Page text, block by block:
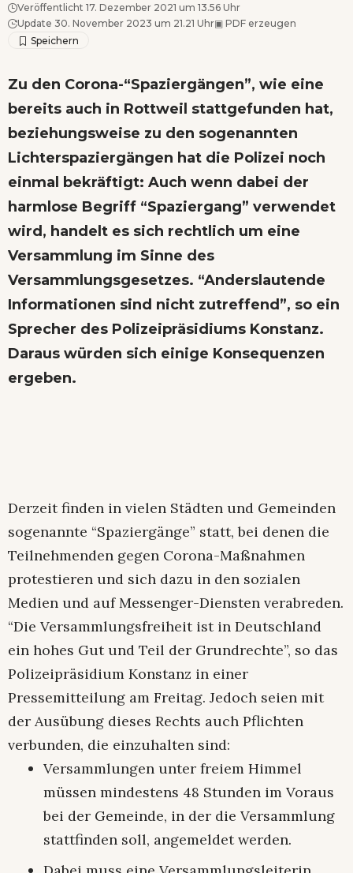
Veröffentlicht 17. Dezember 2021 um 13.56 Uhr
Update 30. November 2023 um 21.21 Uhr▣ PDF erzeugen
Zu den Corona-“Spaziergängen”, wie eine
bereits auch in Rottweil stattgefunden hat,
beziehungsweise zu den sogenannten
Lichterspaziergängen hat die Polizei noch
einmal bekräftigt: Auch wenn dabei der
harmlose Begriff “Spaziergang” verwendet
wird, handelt es sich rechtlich um eine
Versammlung im Sinne des
Versammlungsgesetzes. “Anderslautende
Informationen sind nicht zutreffend”, so ein
Sprecher des Polizeipräsidiums Konstanz.
Daraus würden sich einige Konsequenzen
ergeben.
Derzeit finden in vielen Städten und Gemeinden
sogenannte “Spaziergänge” statt, bei denen die
Teilnehmenden gegen Corona-Maßnahmen
protestieren und sich dazu in den sozialen
Medien und auf Messenger-Diensten verabreden.
“Die Versammlungsfreiheit ist in Deutschland
ein hohes Gut und Teil der Grundrechte”, so das
Polizeipräsidium Konstanz in einer
Pressemitteilung am Freitag. Jedoch seien mit
der Ausübung dieses Rechts auch Pflichten
verbunden, die einzuhalten sind:
Versammlungen unter freiem Himmel
müssen mindestens 48 Stunden im Voraus
bei der Gemeinde, in der die Versammlung
stattfinden soll, angemeldet werden.